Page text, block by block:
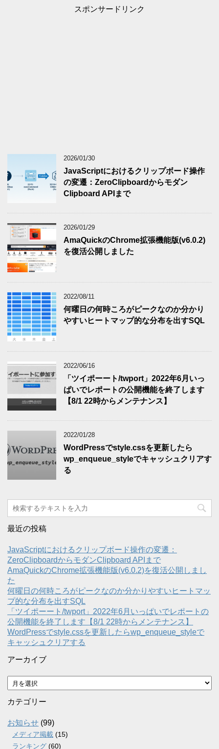
スポンサードリンク
2026/01/30
JavaScriptにおけるクリップボード操作
の変遷：ZeroClipboardからモダン
Clipboard APIまで
2026/01/29
AmaQuickのChrome拡張機能版(v6.0.2)
を復活公開しました
2022/08/11
何曜日の何時ころがピークなのか分かり
やすいヒートマップ的な分布を出すSQL
2022/06/16
「ツイポーート/twport」2022年6月いっ
ぱいでレポートの公開機能を終了します
【8/1 22時からメンテナンス】
2022/01/28
WordPressでstyle.cssを更新したら
wp_enqueue_styleでキャッシュクリアす
る
最近の投稿
JavaScriptにおけるクリップボード操作の変遷：
ZeroClipboardからモダンClipboard APIまで
AmaQuickのChrome拡張機能版(v6.0.2)を復活公開しまし
た
何曜日の何時ころがピークなのか分かりやすいヒートマッ
プ的な分布を出すSQL
「ツイポーート/twport」2022年6月いっぱいでレポートの
公開機能を終了します【8/1 22時からメンテナンス】
WordPressでstyle.cssを更新したらwp_enqueue_styleで
キャッシュクリアする
アーカイブ
ア
ー
カ
ブ
カテゴリー
お知らせ (99)
メディア掲載 (15)
ランキング (60)